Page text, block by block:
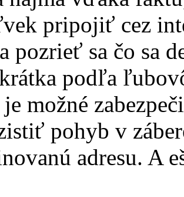
pripojiť cez
pozrieť sa čo sa
podľa
možné
pohyb v
adresu. A